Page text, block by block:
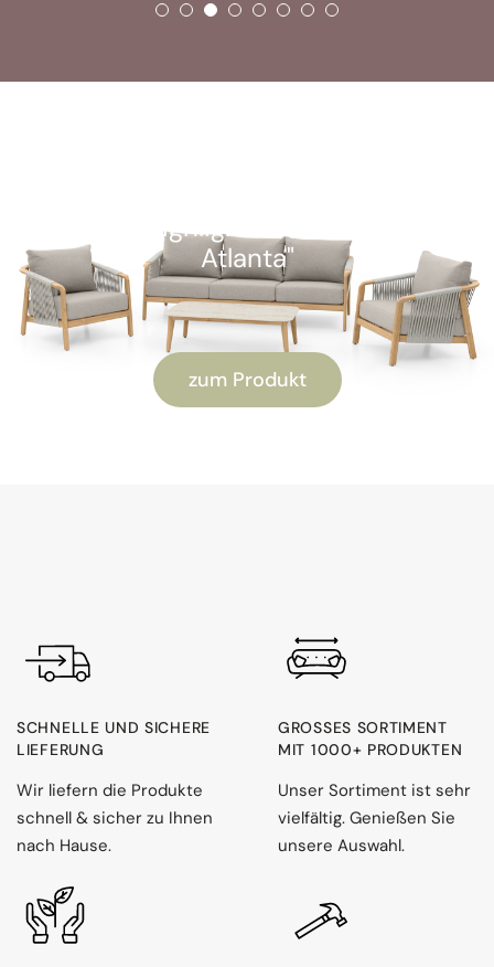
Kunden-Highlight: "Alu Lounge-Set
Atlanta"
zum Produkt
SCHNELLE UND SICHERE
LIEFERUNG
Wir liefern die Produkte
schnell & sicher zu Ihnen
nach Hause.
GROSSES SORTIMENT M
IT 1000+ PRODUKTEN
Unser Sortiment ist sehr
vielfältig. Genießen Sie
unsere Auswahl.